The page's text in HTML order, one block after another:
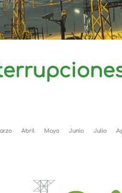
Abril Mayo Junio Julio